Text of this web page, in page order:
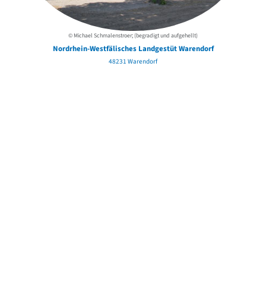
© Michael Schmalenstroer; (begradigt und aufgehellt)
Nordrhein-Westfälisches Landgestüt Warendorf
48231 Warendorf